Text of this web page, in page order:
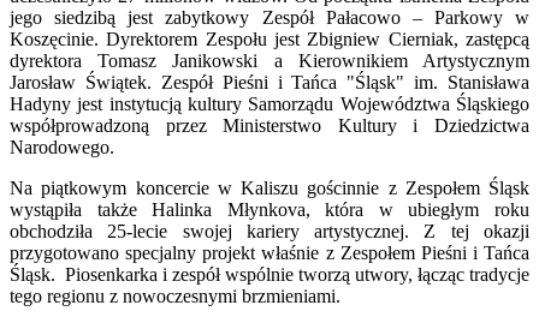
jego siedzibą jest zabytkowy Zespół Pałacowo – Parkowy w
Koszęcinie. Dyrektorem Zespołu jest Zbigniew Cierniak, zastępcą
dyrektora Tomasz Janikowski a Kierownikiem Artystycznym
Jarosław Świątek. Zespół Pieśni i Tańca "Śląsk" im. Stanisława
Hadyny jest instytucją kultury Samorządu Województwa Śląskiego
współprowadzoną przez Ministerstwo Kultury i Dziedzictwa
Narodowego.
Na piątkowym koncercie w Kaliszu gościnnie z Zespołem Śląsk
wystąpiła także Halinka Młynkova, która w ubiegłym roku
obchodziła 25-lecie swojej kariery artystycznej. Z tej okazji
przygotowano specjalny projekt właśnie z Zespołem Pieśni i Tańca
Śląsk. Piosenkarka i zespół wspólnie tworzą utwory, łącząc tradycje
tego regionu z nowoczesnymi brzmieniami.